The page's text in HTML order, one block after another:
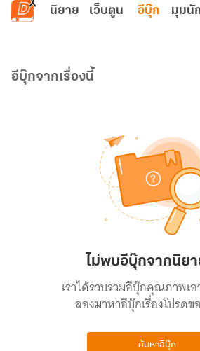
ข้ามไปยังเนื้อหาหลัก
นิยาย เว็บตูน อีบุ๊ก มุมนั
อีบุ๊กจากเรื่องนี้
ไม่พบอีบุ๊กจากนิย
เราได้รวบรวมอีบุ๊กคุณภาพเ
ลองมาหาอีบุ๊กเรื่องโปรด
ค้นหาอีบุ๊ก